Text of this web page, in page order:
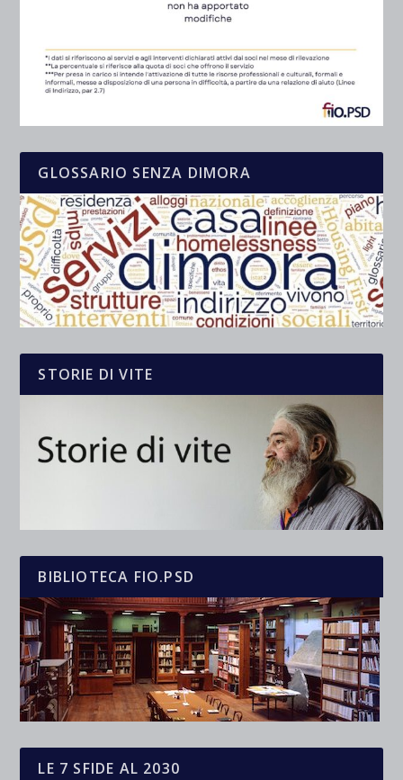
GLOSSARIO SENZA DIMORA
STORIE DI VITE
BIBLIOTECA FIO.PSD
LE 7 SFIDE AL 2030